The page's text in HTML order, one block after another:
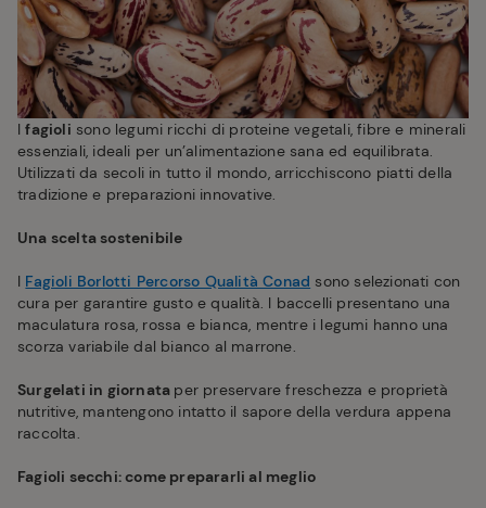
Ifagioli sono legumi ricchi di proteine vegetali, fibre e minerali
essenziali, ideali per un’alimentazione sana ed equilibrata.
Utilizzati da secoli in tutto il mondo, arricchiscono piatti della
tradizione e preparazioni innovative.
Una scelta sostenibile
I Fagioli Borlotti Percorso Qualità Conad sono selezionati con
cura per garantire gusto e qualità. I baccelli presentano una
maculatura rosa, rossa e bianca, mentre i legumi hanno una
scorza variabile dal bianco al marrone.
Surgelati in giornata per preservare freschezza e proprietà
nutritive, mantengono intatto il sapore della verdura appena
raccolta.
Fagioli secchi: come prepararli al meglio